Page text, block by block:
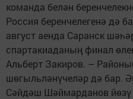
команда белән
Россия беренчелегенә дә
август аенда Саранск
спартакиаданың финал
Альберт Закиров. –
шөгыльләнүчеләр дә бар.
Сәйдәш Шәймарданов йөзү